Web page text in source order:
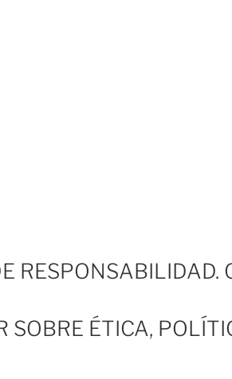
RESPONSABILIDAD.
SOBRE ÉTICA,